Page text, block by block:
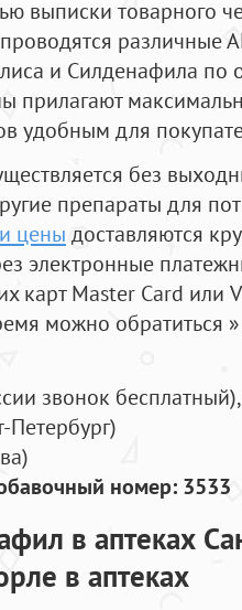
выписки товарного
и Силденафила по
удобным для
без
препараты для
цены доставляются
электронные
карт Master Card или
можно обратиться
звонок бесплатный),
Петербург)
номер: 3533
в аптеках
в аптеках